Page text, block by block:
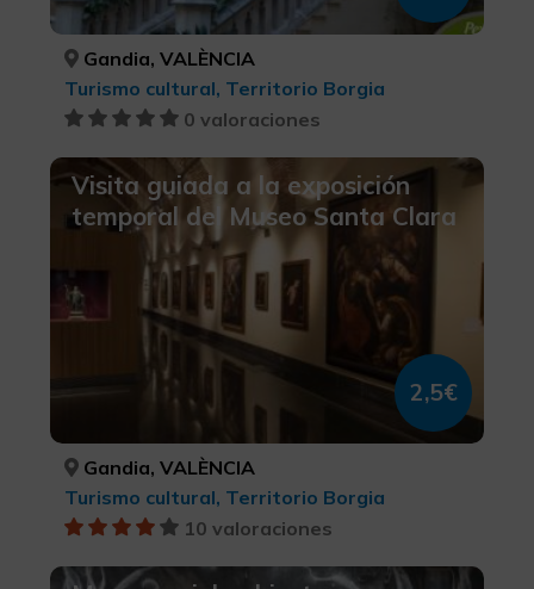
Gandia, VALÈNCIA
Turismo cultural, Territorio Borgia
0 valoraciones
Visita guiada a la exposición
temporal del Museo Santa Clara
2,5€
Gandia, VALÈNCIA
Turismo cultural, Territorio Borgia
10 valoraciones